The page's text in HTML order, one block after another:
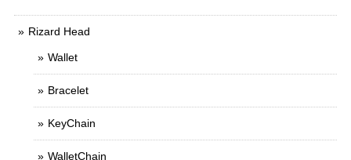
Rizard Head
Wallet
Bracelet
KeyChain
WalletChain